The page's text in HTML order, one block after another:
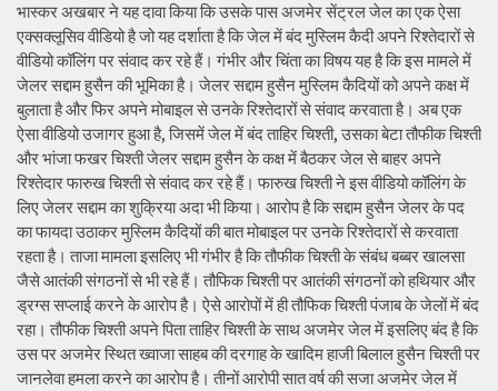
भास्कर अखबार ने यह दावा किया कि उसके पास अजमेर सेंट्रल जेल का एक ऐसा
एक्सक्लूसिव वीडियो है जो यह दर्शाता है कि जेल में बंद मुस्लिम कैदी अपने रिश्तेदारों से
वीडियो कॉलिंग पर संवाद कर रहे हैं। गंभीर और चिंता का विषय यह है कि इस मामले में
जेलर सद्दाम हुसैन की भूमिका है। जेलर सद्दाम हुसैन मुस्लिम कैदियों को अपने कक्ष में
बुलाता है और फिर अपने मोबाइल से उनके रिश्तेदारों से संवाद करवाता है। अब एक
ऐसा वीडियो उजागर हुआ है, जिसमें जेल में बंद ताहिर चिश्ती, उसका बेटा तौफीक चिश्ती
और भांजा फखर चिश्ती जेलर सद्दाम हुसैन के कक्ष में बैठकर जेल से बाहर अपने
रिश्तेदार फारुख चिश्ती से संवाद कर रहे हैं। फारुख चिश्ती ने इस वीडियो कॉलिंग के
लिए जेलर सद्दाम का शुक्रिया अदा भी किया। आरोप है कि सद्दाम हुसैन जेलर के पद
का फायदा उठाकर मुस्लिम कैदियों की बात मोबाइल पर उनके रिश्तेदारों से करवाता
रहता है। ताजा मामला इसलिए भी गंभीर है कि तौफीक चिश्ती के संबंध बब्बर खालसा
जैसे आतंकी संगठनों से भी रहे हैं। तौफिक चिश्ती पर आतंकी संगठनों को हथियार और
ड्रग्स सप्लाई करने के आरोप है। ऐसे आरोपों में ही तौफिक चिश्ती पंजाब के जेलों में बंद
रहा। तौफीक चिश्ती अपने पिता ताहिर चिश्ती के साथ अजमेर जेल में इसलिए बंद है कि
उस पर अजमेर स्थित ख्वाजा साहब की दरगाह के खादिम हाजी बिलाल हुसैन चिश्ती पर
जानलेवा हमला करने का आरोप है। तीनों आरोपी सात वर्ष की सजा अजमेर जेल में